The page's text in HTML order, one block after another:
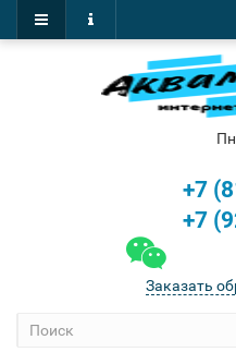
+7
+7
Заказать